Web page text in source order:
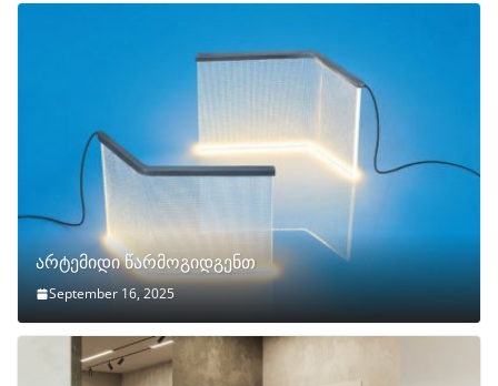
არტემიდი წარმოგიდგენთ
September 16, 2025